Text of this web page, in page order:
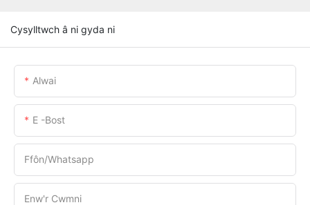
Cysylltwch â ni gyda ni
Alwai
E -bost
Ffôn/whatsapp
Enw'r Cwmni